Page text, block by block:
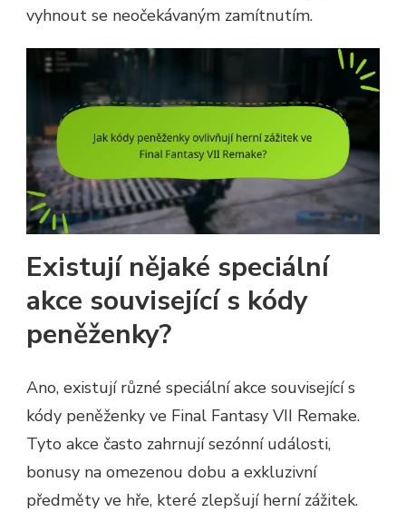
vyhnout se neočekávaným zamítnutím.
Existují nějaké speciální
akce související s kódy
peněženky?
Ano, existují různé speciální akce související s
kódy peněženky ve Final Fantasy VII Remake.
Tyto akce často zahrnují sezónní události,
bonusy na omezenou dobu a exkluzivní
předměty ve hře, které zlepšují herní zážitek.